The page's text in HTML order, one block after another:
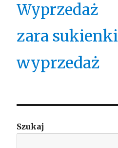
Wyprzedaż
zara sukienki
wyprzedaż
Szukaj